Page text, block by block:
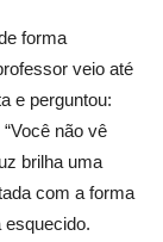
forma
veio até
e perguntou:
não vê
brilha uma
com a forma
esquecido.